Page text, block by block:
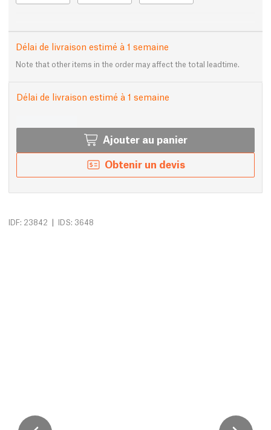
Délai de livraison estimé à 1 semaine
Note that other items in the order may affect the total leadtime.
Délai de livraison estimé à 1 semaine
Ajouter au panier
Obtenir un devis
IDF: 23842 | IDS: 3648